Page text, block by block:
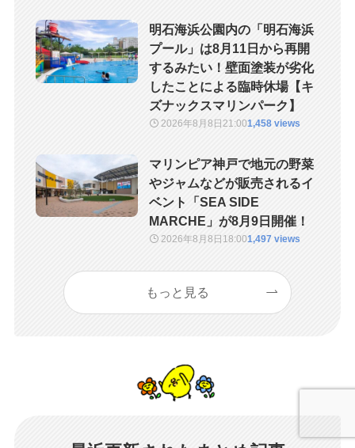
明石海浜公園内の「明石海浜
プール」は8月11日から再開
するみたい！壁面塗装が劣化
したことによる臨時休場【キ
ズナックスマリンパーク】
2026年8月8日 21:001,458 views
マリンピア神戸で地元の野菜
やジャムなどが販売されるイ
ベント「SEA SIDE
MARCHE」が8月9日開催！
2026年8月8日 18:001,497 views
もっと見る